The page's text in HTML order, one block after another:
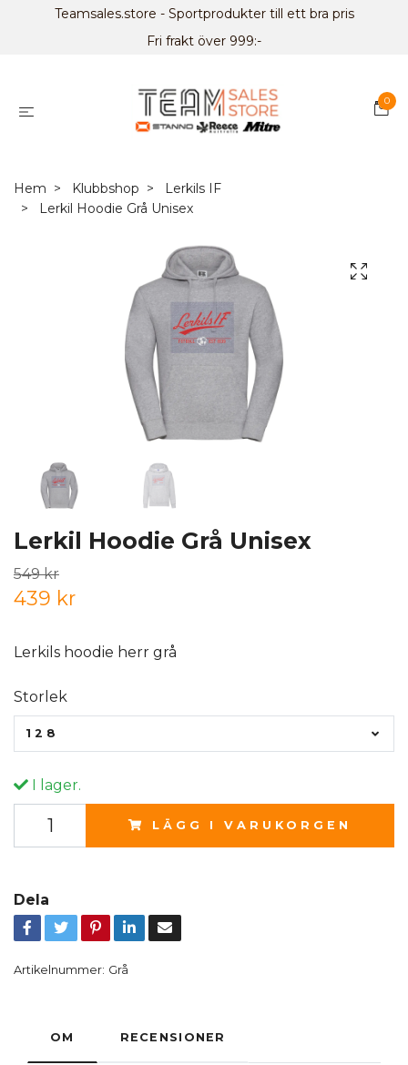
Teamsales.store - Sportprodukter till ett bra pris
Fri frakt över 999:-
0
Hem Klubbshop
Lerkils IF
Lerkil Hoodie Grå Unisex
Lerkil Hoodie Grå Unisex
549 kr
439 kr
Lerkils hoodie herr grå
Storlek
128
I lager.
LÄGG I VARUKORGEN
Dela
Artikelnummer: Grå
OM RECENSIONER